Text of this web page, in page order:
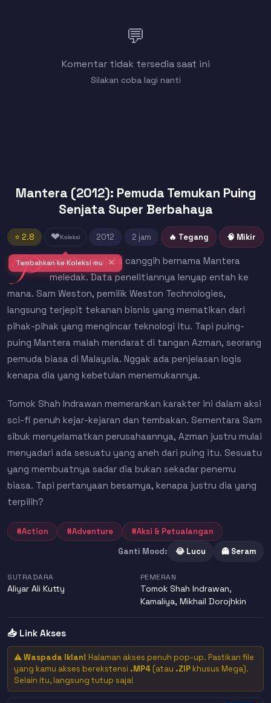
💬
Komentar tidak tersedia saat ini
Silakan coba lagi nanti
Mantera (2012): Pemuda Temukan Puing
Senjata Super Berbahaya
⭐ 2.8 ❤Koleksi
Tambahkan ke Koleksi mu ✕
2012 2 jam 🔥 Tegang 🧠 Mikir
P
rototipe senjata canggih bernama Mantera
meledak. Data penelitiannya lenyap entah ke
mana. Sam Weston, pemilik Weston Technologies,
langsung terjepit tekanan bisnis yang mematikan dari
pihak-pihak yang mengincar teknologi itu. Tapi puing-
puing Mantera malah mendarat di tangan Azman, seorang
pemuda biasa di Malaysia. Nggak ada penjelasan logis
kenapa dia yang kebetulan menemukannya.
Tomok Shah Indrawan memerankan karakter ini dalam aksi
sci-fi penuh kejar-kejaran dan tembakan. Sementara Sam
sibuk menyelamatkan perusahaannya, Azman justru mulai
menyadari ada sesuatu yang aneh dari puing itu. Sesuatu
yang membuatnya sadar dia bukan sekadar penemu
biasa. Tapi pertanyaan besarnya, kenapa justru dia yang
terpilih?
#Action #Adventure
#Aksi & Petualangan
Ganti Mood:
😂 Lucu 👻 Seram
SUTRADARA
Aliyar Ali Kutty
PEMERAN
Tomok Shah Indrawan,
Kamaliya, Mikhail Dorojhkin
📥 Link Akses
⚠️Waspada Iklan! Halaman akses penuh pop-up. Pastikan file
yang kamu akses berekstensi .MP4 (atau .ZIP khusus Mega).
Selain itu, langsung tutup saja!